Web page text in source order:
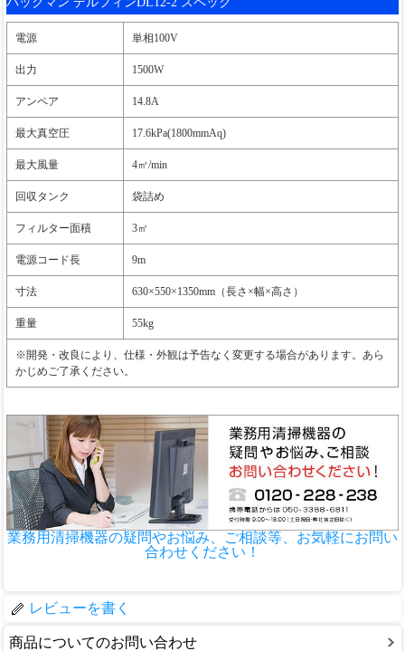
電源 単相100V
出力 1500W
アンペア 14.8A
最大真空圧 17.6kPa(1800mmAq)
最大風量 4㎥/min
回収タンク 袋詰め
フィルター面積 3㎡
電源コード長 9m
寸法 630×550×1350mm（長さ×幅×高さ）
重量 55kg
※開発・改良により、仕様・外観は予告なく変更する場合があります。あら
かじめご了承ください。
業務用清掃機器の疑問やお悩み、ご相談等、お気軽にお問い
合わせください！
レビューを書く
商品についてのお問い合わせ